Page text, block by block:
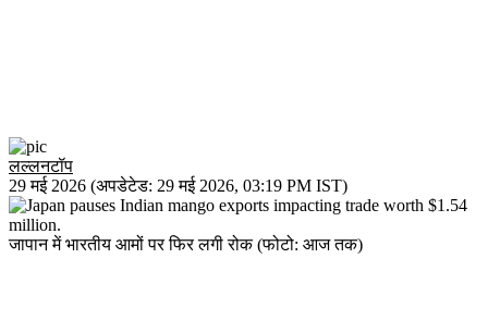
लल्लनटॉप
29 मई 2026 (अपडेटेड: 29 मई 2026, 03:19 PM IST)
जापान में भारतीय आमों पर फिर लगी रोक (फोटो: आज तक)